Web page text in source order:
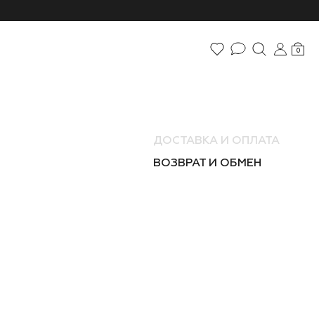
0
ДОСТАВКА И ОПЛАТА
ВОЗВРАТ И ОБМЕН